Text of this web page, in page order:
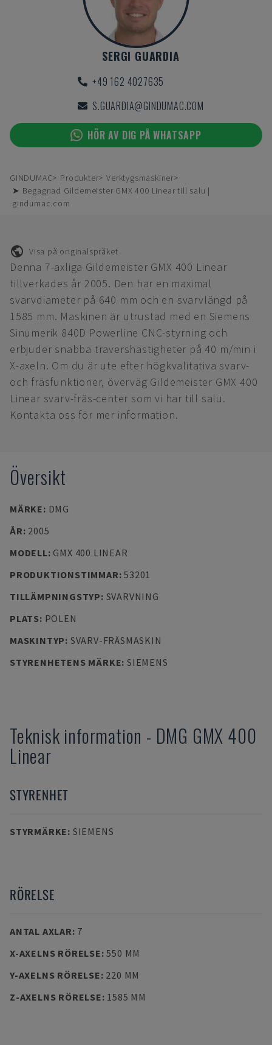
SERGI GUARDIA
+49 162 4027635
S.GUARDIA@GINDUMAC.COM
HÖR AV DIG PÅ WHATSAPP
GINDUMAC Produkter
Verktygsmaskiner
➤ Begagnad Gildemeister GMX 400 Linear till salu |
gindumac.com
Visa på originalspråket
Denna 7-axliga Gildemeister GMX 400 Linear
tillverkades år 2005. Den har en maximal
svarvdiameter på 640 mm och en svarvlängd på
1585 mm. Maskinen är utrustad med en Siemens
Sinumerik 840D Powerline CNC-styrning och
erbjuder snabba travershastigheter på 40 m/min i
X-axeln. Om du är ute efter högkvalitativa svarv-
och fräsfunktioner, överväg Gildemeister GMX 400
Linear svarv-fräs-center som vi har till salu.
Kontakta oss för mer information.
Översikt
MÄRKE: DMG
ÅR: 2005
MODELL: GMX 400 LINEAR
PRODUKTIONSTIMMAR:53201
TILLÄMPNINGSTYP: SVARVNING
PLATS: POLEN
MASKINTYP: SVARV-FRÄSMASKIN
STYRENHETENS MÄRKE: SIEMENS
Teknisk information - DMG GMX 400
Linear
STYRENHET
STYRMÄRKE: SIEMENS
RÖRELSE
ANTAL AXLAR: 7
X-AXELNS RÖRELSE:550 MM
Y-AXELNS RÖRELSE: 220 MM
Z-AXELNS RÖRELSE: 1585 MM